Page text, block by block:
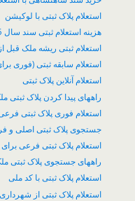
استعلام پلاک ثبتی با لوکیشن
هزینه استعلام ثبتی سند سال 1405
استعلام ثبتی ریشه ملک قبل
استعلام سابقه ثبتی (فوری
استعلام آنلاین پلاک ثبتی
راههای پیدا کردن پلاک ثبتی
استعلام فوری پلاک ثبتی
جستجوی پلاک ثبتی اصلی و
استعلام پلاک ثبتی فرعی
راههای جستجوی پلاک ثبتی
استعلام پلاک ثبتی با کد ملی
استعلام پلاک ثبتی از شهرداری